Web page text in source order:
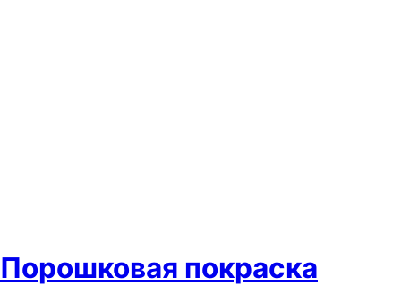
Порошковая покраска